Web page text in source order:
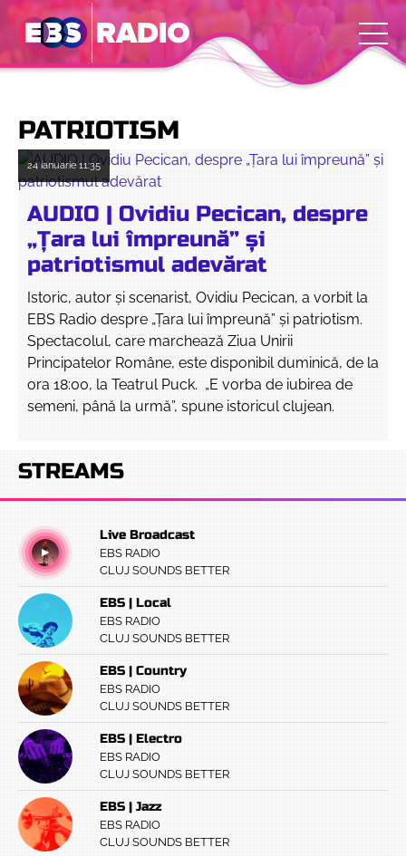
PATRIOTISM
24 ianuarie11:35
AUDIO | Ovidiu Pecican, despre
„Țara lui împreună” și
patriotismul adevărat
Istoric, autor și scenarist, Ovidiu Pecican, a vorbit la
EBS Radio despre „Țara lui împreună” și patriotism.
Spectacolul, care marchează Ziua Unirii
Principatelor Române, este disponibil duminică, de la
ora 18:00, la Teatrul Puck. „E vorba de iubirea de
semeni, până la urmă”, spune istoricul clujean.
STREAMS
Live Broadcast
EBS RADIO
CLUJ SOUNDS BETTER
EBS | Local
EBS RADIO
CLUJ SOUNDS BETTER
EBS | Country
EBS RADIO
CLUJ SOUNDS BETTER
EBS | Electro
EBS RADIO
CLUJ SOUNDS BETTER
EBS | Jazz
EBS RADIO
CLUJ SOUNDS BETTER